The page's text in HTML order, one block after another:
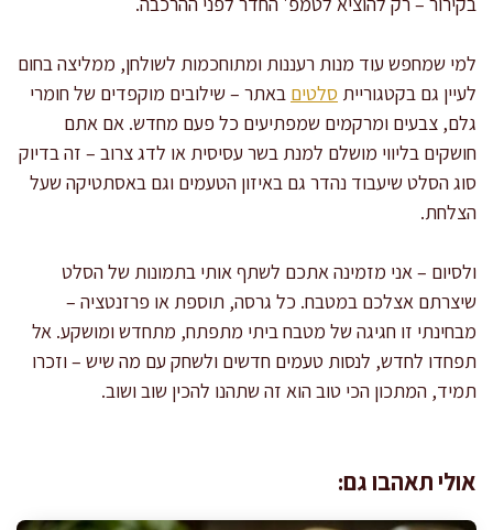
למי שמחפש עוד מנות רעננות ומתוחכמות לשולחן, ממליצה בחום
לעיין גם בקטגוריית סלטים באתר – שילובים מוקפדים של חומרי
גלם, צבעים ומרקמים שמפתיעים כל פעם מחדש. אם אתם
חושקים בליווי מושלם למנת בשר עסיסית או לדג צרוב – זה בדיוק
סוג הסלט שיעבוד נהדר גם באיזון הטעמים וגם באסתטיקה שעל
הצלחת.
ולסיום – אני מזמינה אתכם לשתף אותי בתמונות של הסלט
שיצרתם אצלכם במטבח. כל גרסה, תוספת או פרזנטציה –
מבחינתי זו חגיגה של מטבח ביתי מתפתח, מתחדש ומושקע. אל
תפחדו לחדש, לנסות טעמים חדשים ולשחק עם מה שיש – וזכרו
תמיד, המתכון הכי טוב הוא זה שתהנו להכין שוב ושוב.
אולי תאהבו גם: